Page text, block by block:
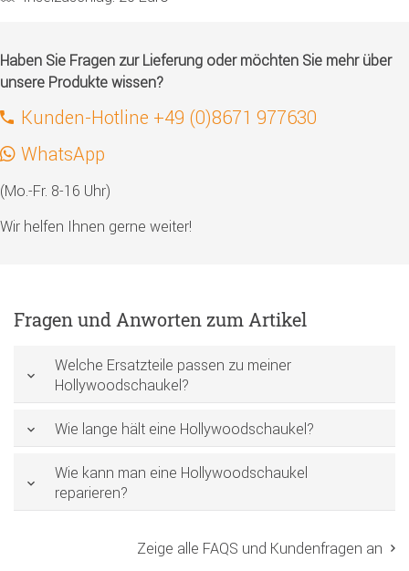
Haben Sie Fragen zur Lieferung oder möchten Sie mehr über
unsere Produkte wissen?
Kunden-Hotline +49 (0)8671 977630
WhatsApp
(Mo.-Fr. 8-16 Uhr)
Wir helfen Ihnen gerne weiter!
Fragen und Anworten zum Artikel
Welche Ersatzteile passen zu meiner
Hollywoodschaukel?
Wie lange hält eine Hollywoodschaukel?
Wie kann man eine Hollywoodschaukel
reparieren?
Zeige alle FAQS und Kundenfragen an